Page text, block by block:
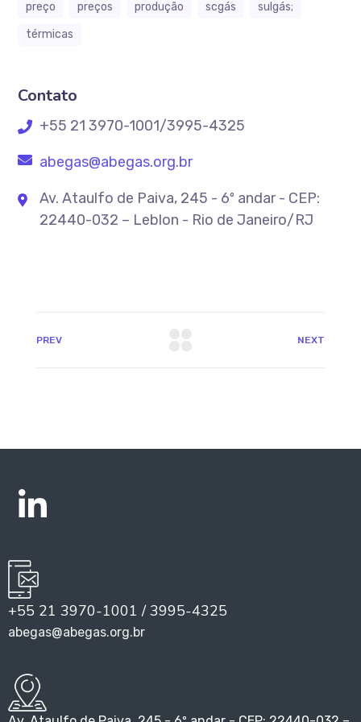
preço preços produção scgás
sulgás;
térmicas
Contato
+55 21 3970-1001/3995-4325
abegas@abegas.org.br
Av. Ataulfo de Paiva, 245 - 6º andar - CEP:
22440-032 – Leblon - Rio de Janeiro/RJ
PREV NEXT
+55 21 3970-1001 / 3995-4325
abegas@abegas.org.br